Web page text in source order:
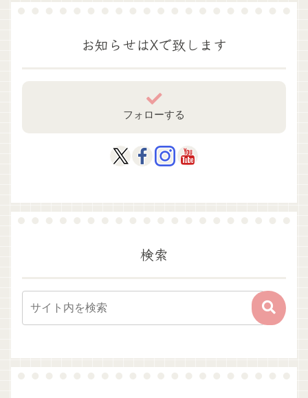
お知らせはXで致します
フォローする
検索